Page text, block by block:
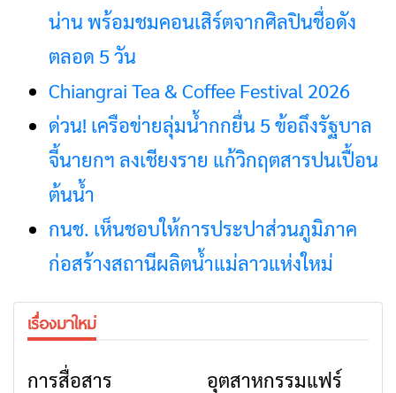
น่าน พร้อมชมคอนเสิร์ตจากศิลปินชื่อดัง
ตลอด 5 วัน
Chiangrai Tea & Coffee Festival 2026
ด่วน! เครือข่ายลุ่มน้ำกกยื่น 5 ข้อถึงรัฐบาล
จี้นายกฯ ลงเชียงราย แก้วิกฤตสารปนเปื้อน
ต้นน้ำ
กนช. เห็นชอบให้การประปาส่วนภูมิภาค
ก่อสร้างสถานีผลิตน้ำแม่ลาวแห่งใหม่
เรื่องมาใหม่
การสื่อสาร
ข่าวเชียงราย
อุตสาหกรรมแฟร์